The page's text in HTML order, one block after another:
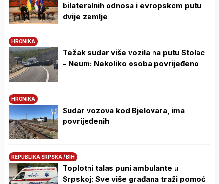
bilateralnih odnosa i evropskom putu
dvije zemlje
HRONIKA
Težak sudar više vozila na putu Stolac
– Neum: Nekoliko osoba povrijeđeno
HRONIKA
Sudar vozova kod Bjelovara, ima
povrijeđenih
REPUBLIKA SRPSKA / BIH
Toplotni talas puni ambulante u
Srpskoj: Sve više građana traži pomoć